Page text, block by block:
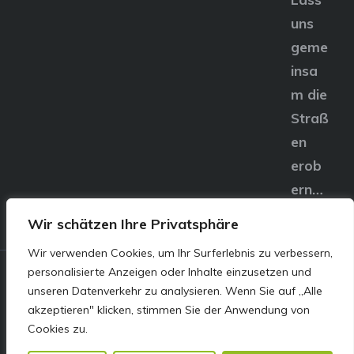
Wir schätzen Ihre Privatsphäre
Wir verwenden Cookies, um Ihr Surferlebnis zu verbessern,
personalisierte Anzeigen oder Inhalte einzusetzen und
unseren Datenverkehr zu analysieren. Wenn Sie auf „Alle
akzeptieren" klicken, stimmen Sie der Anwendung von
Cookies zu.
uns
geme
insa
m die
Straß
en
erob
ern…
© E&S Motors GmbH,
Linzer Straße 83 4240
Freistadt